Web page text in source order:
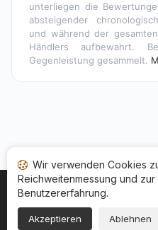
unterliegen die
absteigender
und während der
Händlers aufbewahrt.
Gegenleistung gesammelt.
Startseite Ihr
Allgemeine
Wir verwenden Cookies
Reichweitenmessung und
Benutzererfahrung.
Akzeptieren Ablehnen